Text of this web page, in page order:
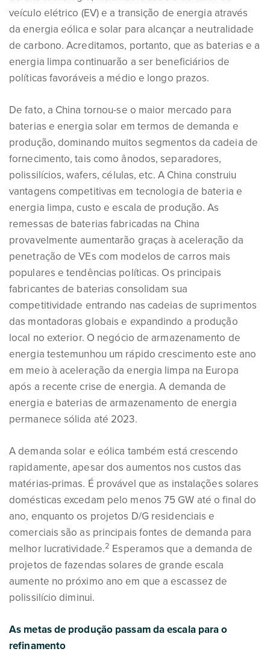
veículo elétrico (EV) e a transição de energia através
da energia eólica e solar para alcançar a neutralidade
de carbono. Acreditamos, portanto, que as baterias e a
energia limpa continuarão a ser beneficiários de
políticas favoráveis a médio e longo prazos.
De fato, a China tornou-se o maior mercado para
baterias e energia solar em termos de demanda e
produção, dominando muitos segmentos da cadeia de
fornecimento, tais como ânodos, separadores,
polissilícios, wafers, células, etc. A China construiu
vantagens competitivas em tecnologia de bateria e
energia limpa, custo e escala de produção. As
remessas de baterias fabricadas na China
provavelmente aumentarão graças à aceleração da
penetração de VEs com modelos de carros mais
populares e tendências políticas. Os principais
fabricantes de baterias consolidam sua
competitividade entrando nas cadeias de suprimentos
das montadoras globais e expandindo a produção
local no exterior. O negócio de armazenamento de
energia testemunhou um rápido crescimento este ano
em meio à aceleração da energia limpa na Europa
após a recente crise de energia. A demanda de
energia e baterias de armazenamento de energia
permanece sólida até 2023.
A demanda solar e eólica também está crescendo
rapidamente, apesar dos aumentos nos custos das
matérias-primas. É provável que as instalações solares
domésticas excedam pelo menos 75 GW até o final do
ano, enquanto os projetos D/G residenciais e
comerciais são as principais fontes de demanda para
melhor lucratividade.2 Esperamos que a demanda de
projetos de fazendas solares de grande escala
aumente no próximo ano em que a escassez de
polissilício diminui.
As metas de produção passam da escala para o
refinamento